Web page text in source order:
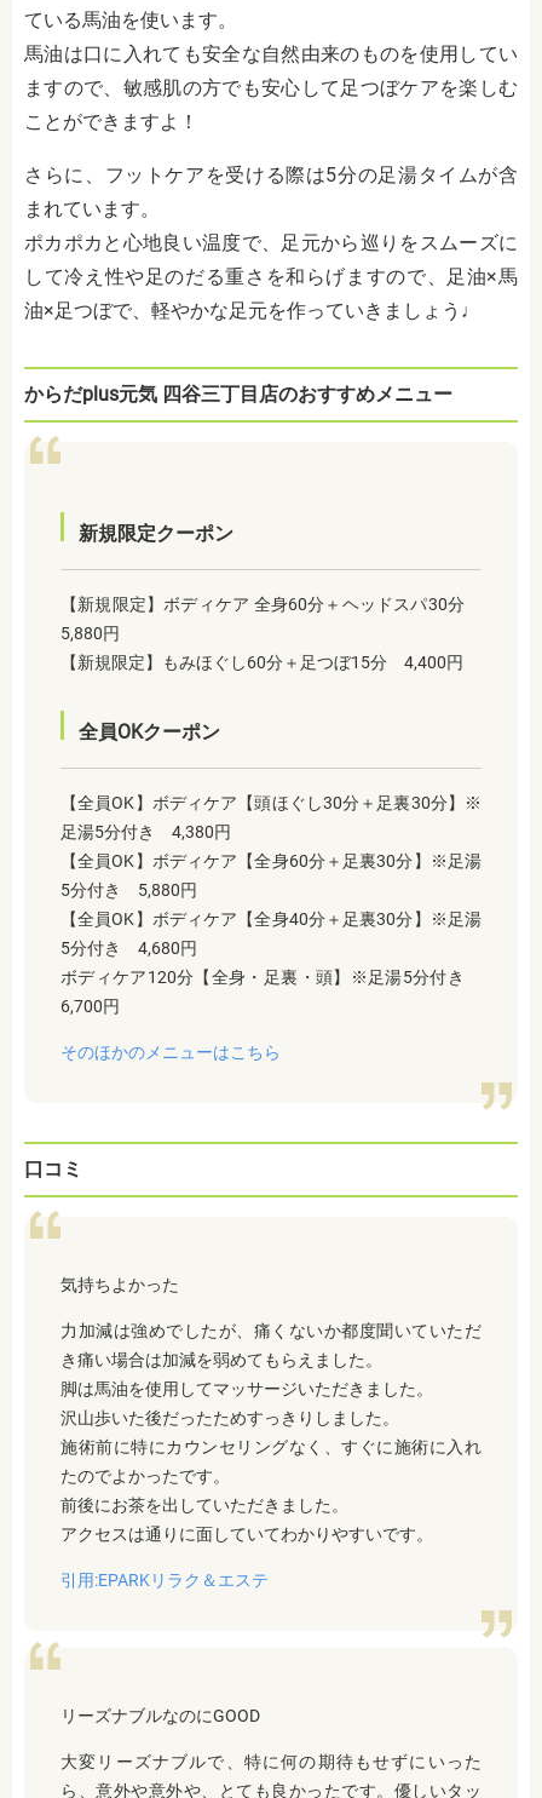
ている馬油を使います。
馬油は口に入れても安全な自然由来のものを使用してい
ますので、敏感肌の方でも安心して足つぼケアを楽しむ
ことができますよ！
さらに、フットケアを受ける際は5分の足湯タイムが含
まれています。
ポカポカと心地良い温度で、足元から巡りをスムーズに
して冷え性や足のだる重さを和らげますので、足油×馬
油×足つぼで、軽やかな足元を作っていきましょう♩
からだplus元気 四谷三丁目店のおすすめメニュー
新規限定クーポン
【新規限定】ボディケア 全身60分＋ヘッドスパ30分
5,880円
【新規限定】もみほぐし60分＋足つぼ15分 4,400円
全員OKクーポン
【全員OK】ボディケア【頭ほぐし30分＋足裏30分】※
足湯5分付き 4,380円
【全員OK】ボディケア【全身60分＋足裏30分】※足湯
5分付き 5,880円
【全員OK】ボディケア【全身40分＋足裏30分】※足湯
5分付き 4,680円
ボディケア120分【全身・足裏・頭】※足湯5分付き
6,700円
そのほかのメニューはこちら
口コミ
気持ちよかった
力加減は強めでしたが、痛くないか都度聞いていただ
き痛い場合は加減を弱めてもらえました。
脚は馬油を使用してマッサージいただきました。
沢山歩いた後だったためすっきりしました。
施術前に特にカウンセリングなく、すぐに施術に入れ
たのでよかったです。
前後にお茶を出していただきました。
アクセスは通りに面していてわかりやすいです。
引用:EPARKリラク＆エステ
リーズナブルなのにGOOD
大変リーズナブルで、特に何の期待もせずにいった
ら、意外や意外や、とても良かったです。優しいタッ